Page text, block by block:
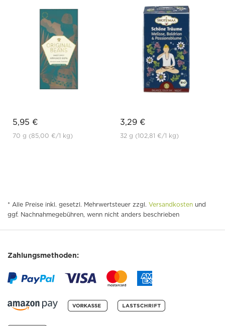
5,95 €
70 g (85,00 €/1 kg)
3,29 €
32 g (102,81 €/1 kg)
* Alle Preise inkl. gesetzl. Mehrwertsteuer zzgl. Versandkosten und
ggf. Nachnahmegebühren, wenn nicht anders beschrieben
Zahlungsmethoden: